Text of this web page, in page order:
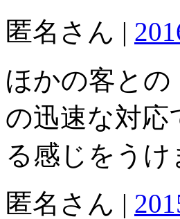
匿名さん |
ほかの客と
の迅速な対
る感じをうけ
匿名さん |